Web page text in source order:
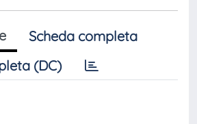
Scheda completa
(DC)